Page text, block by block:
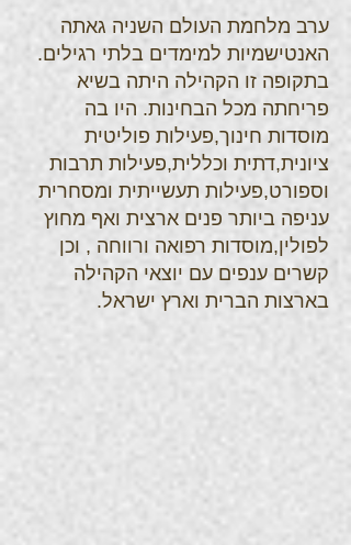
ערב מלחמת העולם השניה גאתה
האנטישמיות למימדים בלתי רגילים.
בתקופה זו הקהילה היתה בשיא
פריחתה מכל הבחינות. היו בה
מוסדות חינוך,פעילות פוליטית
ציונית,דתית וכללית,פעילות תרבות
וספורט,פעילות תעשייתית ומסחרית
עניפה ביותר פנים ארצית ואף מחוץ
לפולין,מוסדות רפואה ורווחה , וכן
קשרים ענפים עם יוצאי הקהילה
בארצות הברית וארץ ישראל.